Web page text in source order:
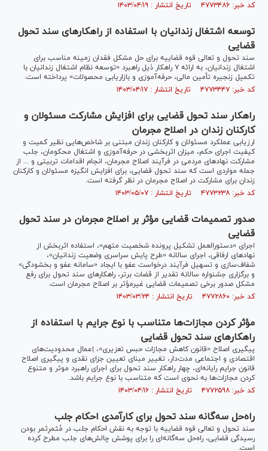
کد خبر: ۴۷۷۳۴۸۶ تاریخ انتشار : ۱۴۰۳/۰۴/۱۹
توسعه اشتغال زندانیان با استفاده از راهکار‌های سند تحول
قضایی
سند تحول و تعالی قوه قضاییه برای حل مشکل فقدان زمینه مناسب برای
اشتغال زندانیان، به ارائه ۷ راهکار ذیل راهبرد «توسعه نظام اشتغال زندانیان با
تکمیل زنجیره تأمین مالی، حرفه‌آموزی و بازاریابی محصولات» پرداخته است.
کد خبر: ۴۷۷۳۴۴۷ تاریخ انتشار : ۱۴۰۳/۰۴/۱۷
راهکار سند تحول قضایی برای افزایش مشارکت مسئولان و
کارکنان زندان در اصلاح مجرمان
ارزیابی عملکرد مسئولان و کارکنان زندان مبتنی بر شاخص‌هایی نظیر کمیت و
کیفیت اجرای حکم، میزان اثربخشی در حرفه‌آموزی و اشتغال محکومان، جلب
مشارکت نهاد‌های مردمی در فرآیند اصلاح مجرمان، انجام اقدامات تربیتی و ... از
جمله مواردی است که سند تحول قضایی، برای افزایش انگیزه مسئولان و کارکنان
زندان برای مشارکت در اصلاح مجرمان در نظر گرفته است.
کد خبر: ۴۷۷۳۲۳۸ تاریخ انتشار : ۱۴۰۳/۰۵/۰۷
صدور تصمیمات قضایی مؤثر بر اصلاح مجرمان در سند تحول
قضایی
اجرای «دستورالعمل تشکیل پرونده شخصیت متهم»، استفاده اثربخش از
نهاد‌های ارفاقی، اجرای سالانه «طرح پایش سراسری وضعیت زندانیان»،
شفاف‌سازی و تسهیل فرآیند درخواست عفو با ایجاد «سامانه عفو و بخشودگی»
و برگزاری جشنواره سالانه تقدیر از قضات برتر، راهکار‌های سند تحول برای رفع
مشکل صدور برخی تصمیمات قضایی غیرمؤثر بر اصلاح مجرمان است.
کد خبر: ۴۷۷۲۸۶۰ تاریخ انتشار : ۱۴۰۳/۰۳/۲۴
مؤثر کردن مجازات‌ها متناسب با نوع جرایم با استفاده از
راهکار‌های سند تحول قضایی
پیگیری اصلاح «قانون کاهش مجازات حبس تعزیری»، اِعمال محدودیت‌های
اقتصادی و اجتماعی مدت‌دار، تغییر مبنای تعیین جزای نقدی و پیگیری اصلاح
قانون جرایم رایانه‌ای، چهار راهکار سند تحول برای اجرای راهبرد موثر و متنوع
کردن مجازات‌ها به نحوی است که متناسب با نوع جرایم باشد.
کد خبر: ۴۷۷۲۵۹۸ تاریخ انتشار : ۱۴۰۳/۰۴/۱۶
راه‌حل سه‌گانه سند تحول برای کارآمدی احکام جلب
سند تحول و تعالی قوه قضاییه با توجه به نقش احکام جلب در مُثمرِثمر بودن
رسیدگی قضایی، راه‌حل سه‌گانه‌ای را برای پوشش چالش‌های جلب مطرح کرده
است.